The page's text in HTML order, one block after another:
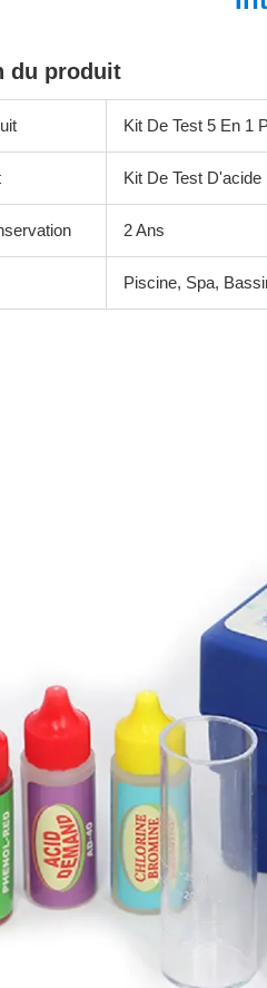
du produit
Kit De Test 5 En 1
Kit De Test
2 Ans
Piscine, Spa,